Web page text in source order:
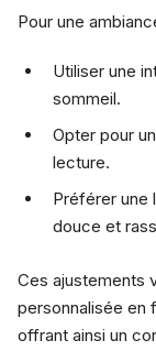
Pour une
Utiliser une
sommeil.
Opter pour
lecture.
Préférer une
douce et
Ces ajustements
personnalisée en
offrant ainsi un